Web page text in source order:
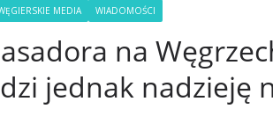
MEDIA WIADOMOŚCI
na
jednak nadzieję